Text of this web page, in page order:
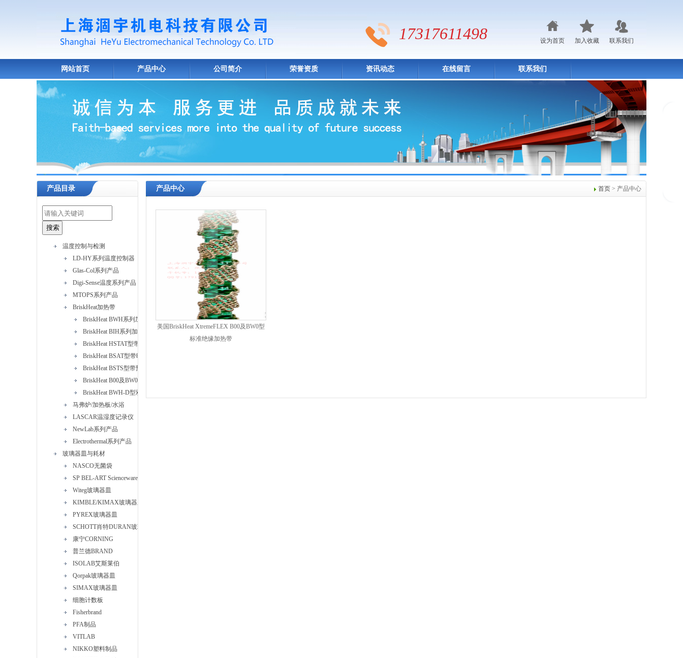
17317611498 设为首页 加入收藏 联系我们
网站首页 产品中心 公司简介 荣誉资质 资讯动态 在线留言 联系我们
产品目录
温度控制与检测
LD-HY系列温度控制器
Glas-Col系列产品
Digi-Sense温度系列产品
MTOPS系列产品
BriskHeat加热带
BriskHeat BWH系列加热带
BriskHeat BIH系列加热带
BriskHeat HSTAT型带可调恒温器硅橡胶加热带
BriskHeat BSTS型带预设恒温器硅橡胶加热带
BriskHeat B00及BW0型标准绝缘加热带
BriskHeat BWH-D型双加热元件加热带
马弗炉/加热板/水浴
LASCAR温湿度记录仪
NewLab系列产品
Electrothermal系列产品
玻璃器皿与耗材
NASCO无菌袋
SP BEL-ART Scienceware
Witeg玻璃器皿
KIMBLE/KIMAX玻璃器皿
PYREX玻璃器皿
SCHOTT肖特DURAN玻璃器皿
康宁CORNING
普兰德BRAND
ISOLAB艾斯莱伯
Qorpak玻璃器皿
SIMAX玻璃器皿
细胞计数板
Fisherbrand
PFA制品
VITLAB
NIKKO塑料制品
首页 > 产品中心
产品中心
美国BriskHeat XtremeFLEX B00及BW0型
标准绝缘加热带